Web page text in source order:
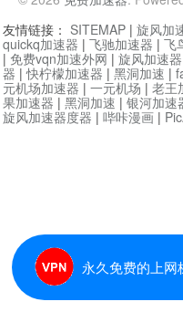
永久免费的上网
友情链接： SITEMAP | 旋风加
quickq加速器 | 飞驰加速器 | 飞
| 免费vqn加速外网 | 旋风加速器
器 |快柠檬加速器 | 黑洞加速 |
元机场加速器 | 一元机场 | 老王
果加速器 | 黑洞加速 | 银河加速
旋风加速器度器 | 哔咔漫画 |